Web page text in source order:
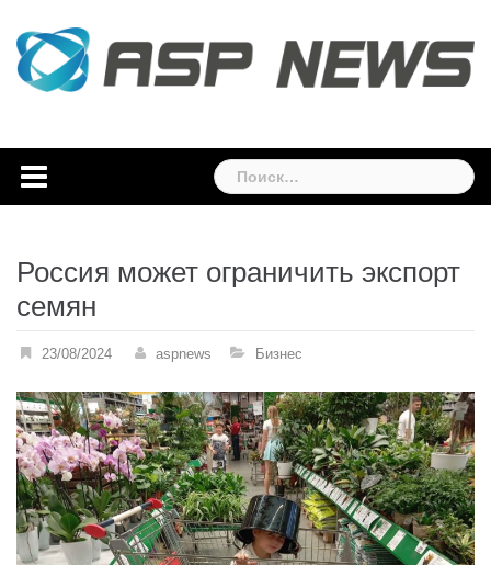
content
Найти:
Россия может ограничить экспорт
семян
23/08/2024 aspnews Бизнес